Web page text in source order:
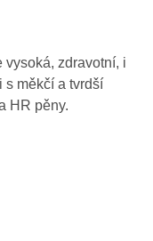
vysoká, zdravotní, i
s měkčí a tvrdší
HR pěny.